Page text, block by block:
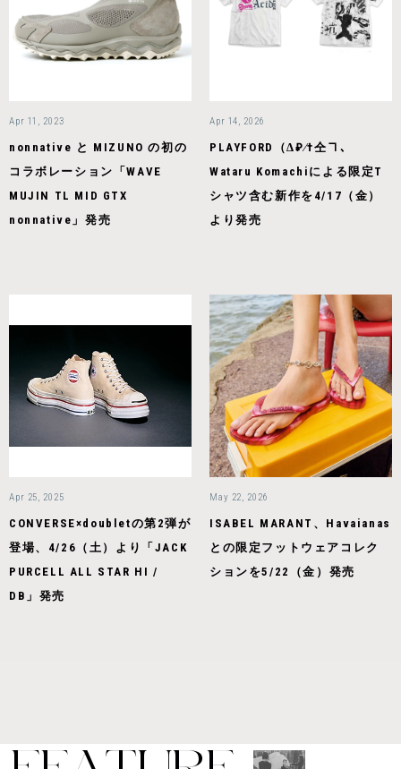
Apr 11, 2023
nonnative と MIZUNO の初の
コラボレーション「WAVE
MUJIN TL MID GTX
nonnative」発売
Apr 14, 2026
PLAYFORD（∆₽∕†仝ヿ、
Wataru Komachiによる限定T
シャツ含む新作を4/17（金）
より発売
Apr 25, 2025
CONVERSE×doubletの第2弾が
登場、4/26（土）より「JACK
PURCELL ALL STAR HI /
DB」発売
May 22, 2026
ISABEL MARANT、Havaianas
との限定フットウェアコレク
ションを5/22（金）発売